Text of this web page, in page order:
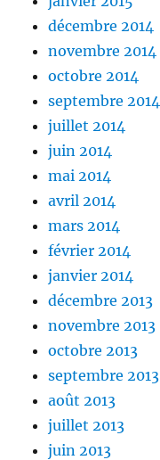
décembre 2014
novembre 2014
octobre 2014
septembre 2014
juillet 2014
juin 2014
mai 2014
avril 2014
mars 2014
février 2014
janvier 2014
décembre 2013
novembre 2013
octobre 2013
septembre 2013
août 2013
juillet 2013
juin 2013